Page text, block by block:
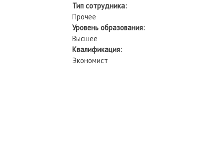
Тип сотрудника:
Прочее
Уровень образования:
Высшее
Квалификация:
Экономист